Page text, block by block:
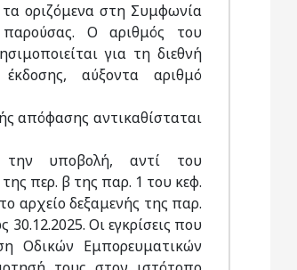
τα οριζόμενα στη Συμφωνία
Ο αριθμός του
για τη διεθνή
αύξοντα αριθμό
απόφασης αντικαθίσταται
την υποβολή, αντί του
περ. β της παρ. 1 του κεφ.
αρχείο δεξαμενής της παρ.
Οι εγκρίσεις που
Οδικών Εμπορευματικών